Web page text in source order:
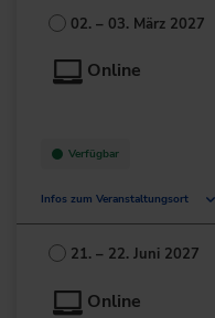
Deutschland
+49 211/6214-201
02. – 03. März 2027
Online
Verfügbar
Infos zum Veranstaltungsort
Deutschland
+49 211/6214-201
21. – 22. Juni 2027
Online